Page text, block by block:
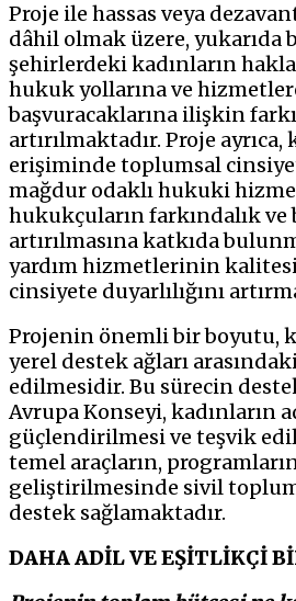
Proje ile hassas veya
dâhil olmak üzere, yukarıda
şehirlerdeki kadınların
hukuk yollarına ve
başvuracaklarına ilişkin
artırılmaktadır. Proje ayrıca,
erişiminde toplumsal
mağdur odaklı hukuki
hukukçuların farkındalık
artırılmasına katkıda
yardım hizmetlerinin
cinsiyete duyarlılığını
Projenin önemli bir boyutu,
yerel destek ağları
edilmesidir. Bu sürecin
Avrupa Konseyi, kadınların
güçlendirilmesi ve teşvik
temel araçların,
geliştirilmesinde sivil
destek sağlamaktadır.
DAHA ADİL VE EŞİTLİKÇİ